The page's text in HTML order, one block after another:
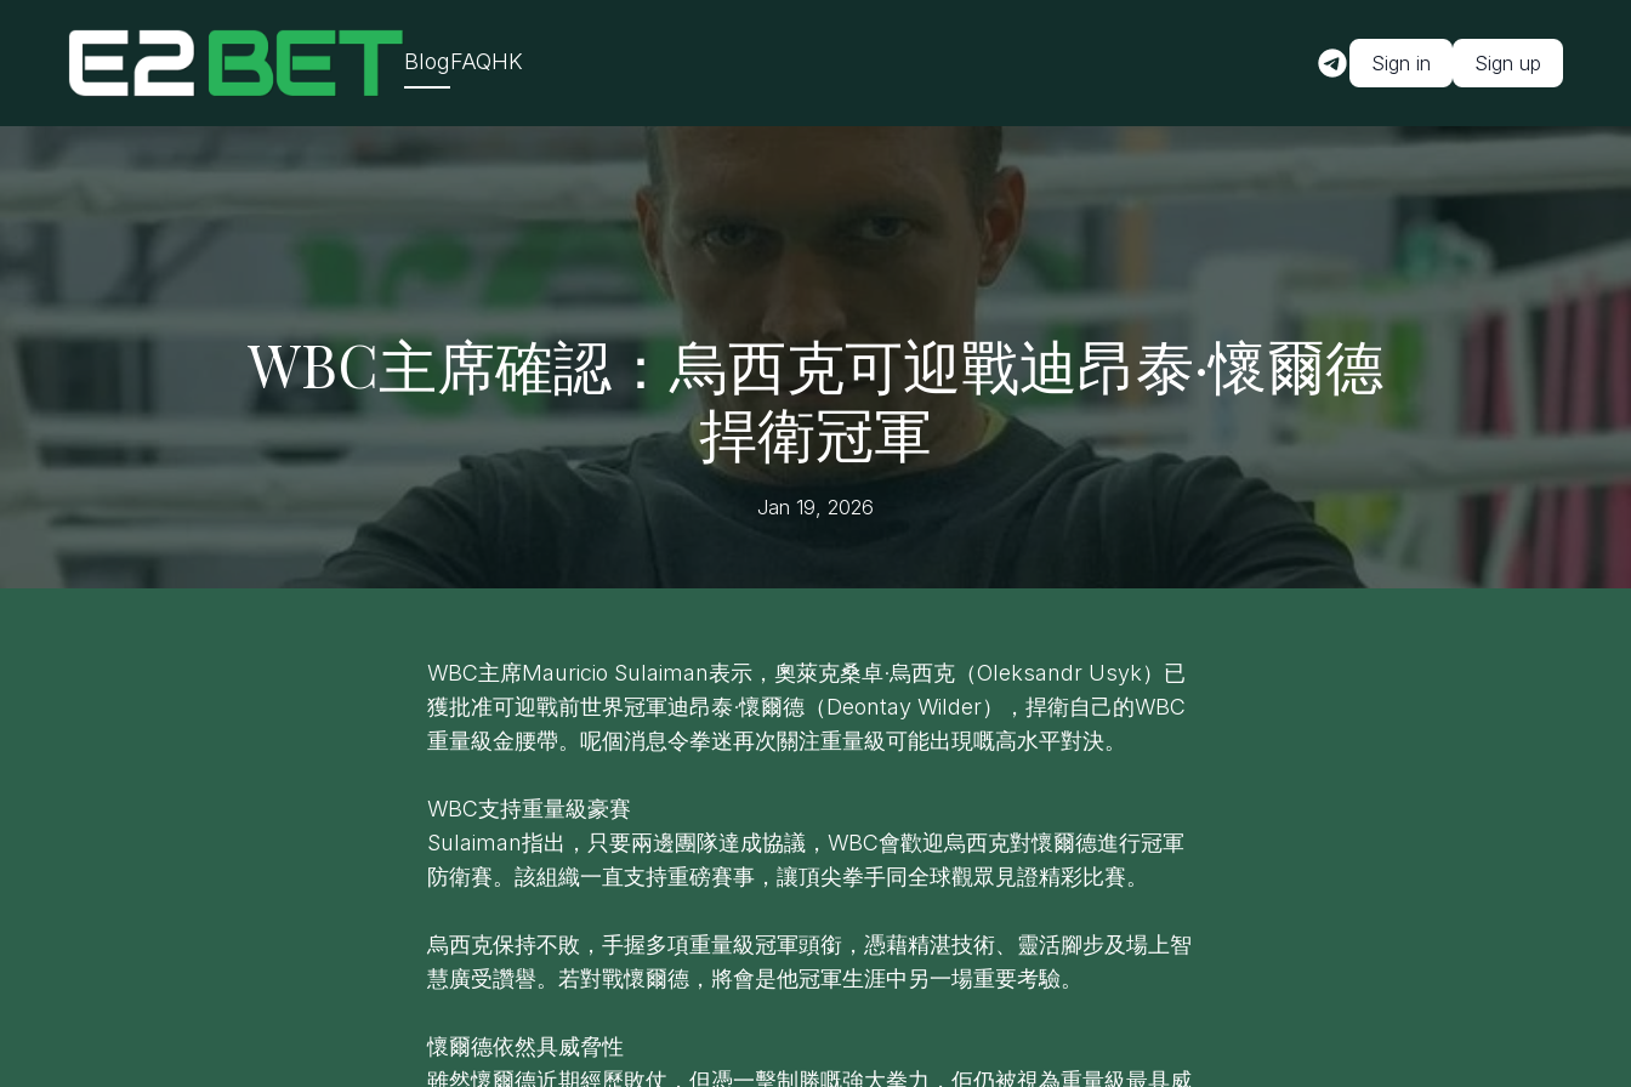
BlogFAQHK Sign in Sign up
WBC主席確認：烏西克可迎戰迪昂泰·懷爾德
捍衛冠軍
Jan 19, 2026
WBC主席Mauricio Sulaiman表示，奧萊克桑卓·烏西克（Oleksandr Usyk）已
獲批准可迎戰前世界冠軍迪昂泰·懷爾德（Deontay Wilder），捍衛自己的WBC
重量級金腰帶。呢個消息令拳迷再次關注重量級可能出現嘅高水平對決。
WBC支持重量級豪賽
Sulaiman指出，只要兩邊團隊達成協議，WBC會歡迎烏西克對懷爾德進行冠軍
防衛賽。該組織一直支持重磅賽事，讓頂尖拳手同全球觀眾見證精彩比賽。
烏西克保持不敗，手握多項重量級冠軍頭銜，憑藉精湛技術、靈活腳步及場上智
慧廣受讚譽。若對戰懷爾德，將會是他冠軍生涯中另一場重要考驗。
懷爾德依然具威脅性
雖然懷爾德近期經歷敗仗，但憑一擊制勝嘅強大拳力，佢仍被視為重量級最具威